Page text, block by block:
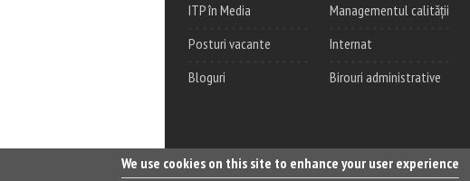
ITP în Media
Posturi vacante
Bloguri
Managementul calității
Internat
Birouri administrative
We use cookies on this site to enhance your user experience